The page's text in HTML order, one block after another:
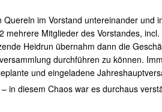
Quereln im Vorstand untereinander und
mehrere Mitglieder des Vorstandes,
Heidrun übernahm dann die
durchführen zu können.
und eingeladene
in diesem Chaos war es durchaus